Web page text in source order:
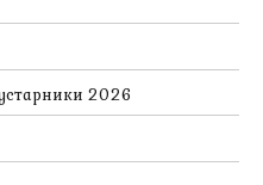
2026